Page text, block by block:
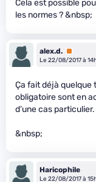
Cela est possible
les normes ? &nbsp;
alex.d. Premium
Le 22/08/2017 à
Ça fait déjà quelque
obligatoire sont en
d’une cas particulier.
&nbsp;
Haricophile
Le 22/08/2017 à